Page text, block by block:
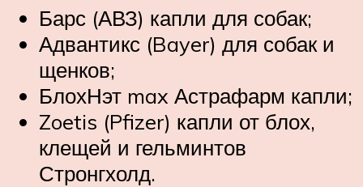
Барс (АВЗ) капли для собак;
Адвантикс (Bayer) для собак и
щенков;
БлохНэт max Астрафарм капли;
Zoetis (Pfizer) капли от блох,
клещей и гельминтов
Стронгхолд.